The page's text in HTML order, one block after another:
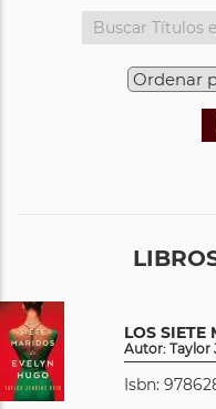
LOS SIETE
Autor: Taylor
Isbn: